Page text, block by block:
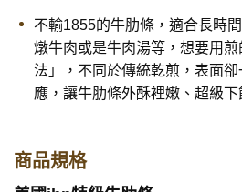
不輸1855的牛肋條，適合長時
燉牛肉或是牛肉湯等，想要用
法」，不同於傳統乾煎，表面
應，讓牛肋條外酥裡嫩、超級下
商品規格